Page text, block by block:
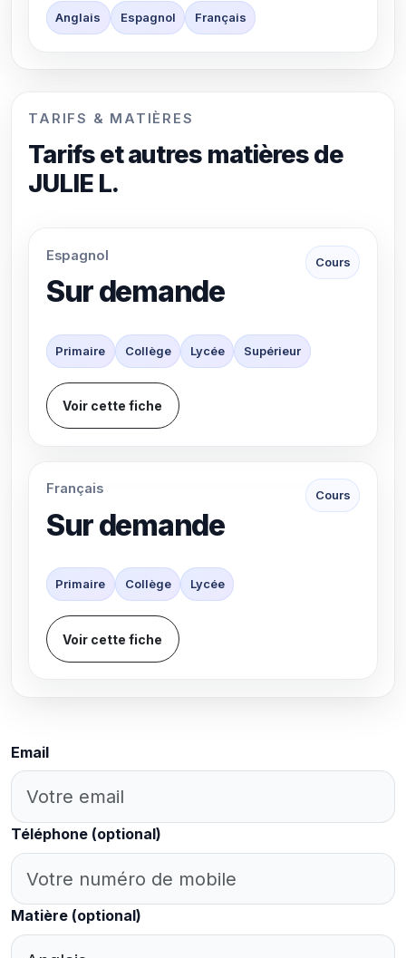
Anglais Espagnol Français
TARIFS & MATIÈRES
Tarifs et autres matières de
JULIE L.
Espagnol
Sur demande
Cours
Primaire Collège Lycée Supérieur
Voir cette fiche
Français
Sur demande
Cours
Primaire Collège Lycée
Voir cette fiche
Email
Téléphone (optional)
Matière (optional)